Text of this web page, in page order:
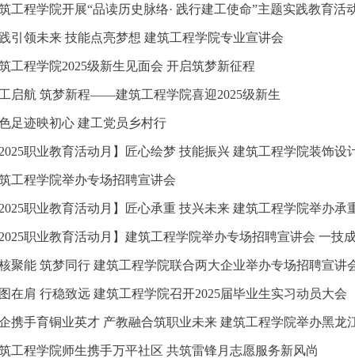
工程学院开展“品读历史脉络· 践行建工使命”主题实践教育活
引领未来 技能点亮梦想 建筑工程学院专业宣讲会
工程学院2025级新生见面会 开启筑梦新征程
启航 筑梦新程——建筑工程学院喜迎2025级新生
足迹映初心 建工党员乡村行
职业教育活动月】匠心绘梦 技能振兴 建筑工程学院装饰设
工程学院举办专场招聘宣讲会
职业教育活动月】匠心承重 技兴未来 建筑工程学院举办承
职业教育活动月】建筑工程学院举办专场招聘宣讲会 一技
聚能 筑梦同行 建筑工程学院联合两大企业举办专场招聘宣讲
在肩 行稳致远 建筑工程学院召开2025届毕业生实习动员大会
携手育铜业英才 产教融合筑职业未来 建筑工程学院举办黑龙
工程学院师生携手万平社区 共筑雷锋月志愿服务新风尚